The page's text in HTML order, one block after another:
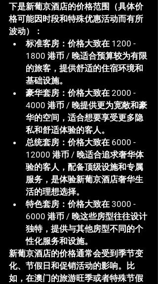
下是新葡京酒店的价格范围（具体价
格可能因时段和特殊优惠活动而有所
波动）：
标准客房 ：价格大致在 1200 -
1800 港币 / 晚适合预算较为有限
的旅客，提供舒适的住宿环境和
基础设施。
豪华套房 ：价格大致在 2000 -
4000 港币 / 晚提供更为宽敞和豪
华的空间，适合想要享受更多隐
私和舒适体验的客人。
总统套房 ：价格大致在 6000 -
12000 港币 / 晚适合追求奢华体
验的客人，配备顶级设施和专属
服务，是体验新葡京酒店奢华生
活的理想选择。
特色套房 ：价格大致在 3000 -
6000 港币 / 晚这些房型往往设计
独特，提供与其他房型不同的个
性化服务和设施。
新葡京酒店的价格通常会受到季节变
化、节假日和促销活动的影响。比
如，在澳门的旅游旺季或者特殊节假